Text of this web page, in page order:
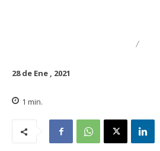
28 de Ene , 2021
1 min.